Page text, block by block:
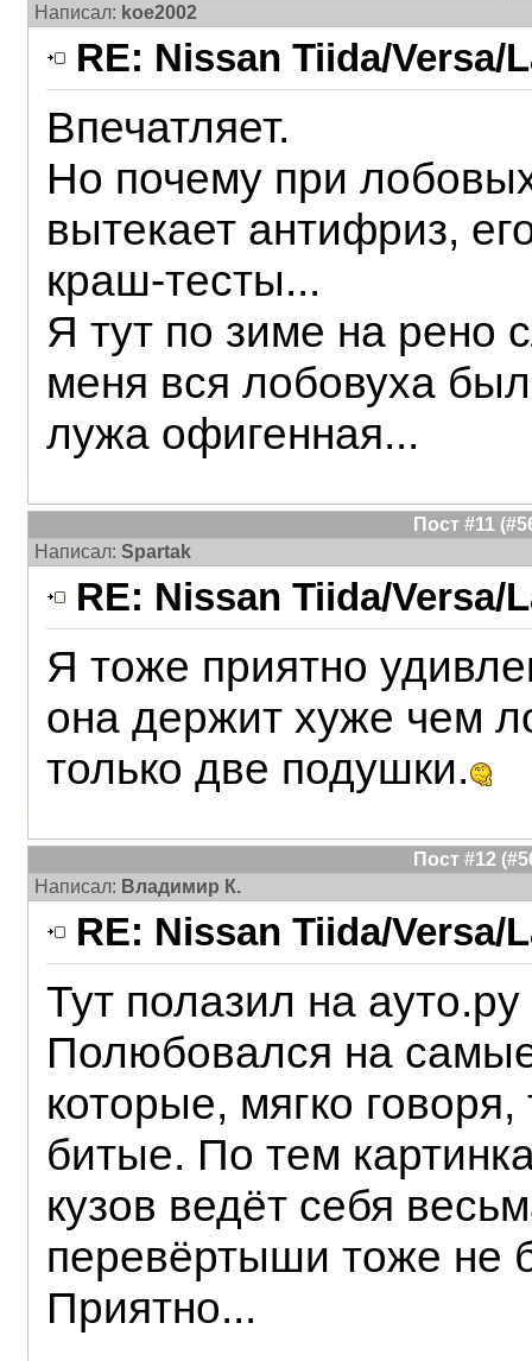
Написал: koe2002
RE: Nissan Tiida/Versa/
Впечатляет.
Но почему при
вытекает антифриз,
краш-тесты...
Я тут по зиме на рено
меня вся лобовуха
лужа офигенная...
Пост #11
Написал: Spartak
RE: Nissan Tiida/Versa/
Я тоже приятно
она держит хуже чем
только две подушки.
Пост #12
Написал: Владимир К.
RE: Nissan Tiida/Versa/
Тут полазил на
Полюбовался на
которые, мягко
битые. По тем
кузов ведёт себя
перевёртыши тоже не
Приятно...